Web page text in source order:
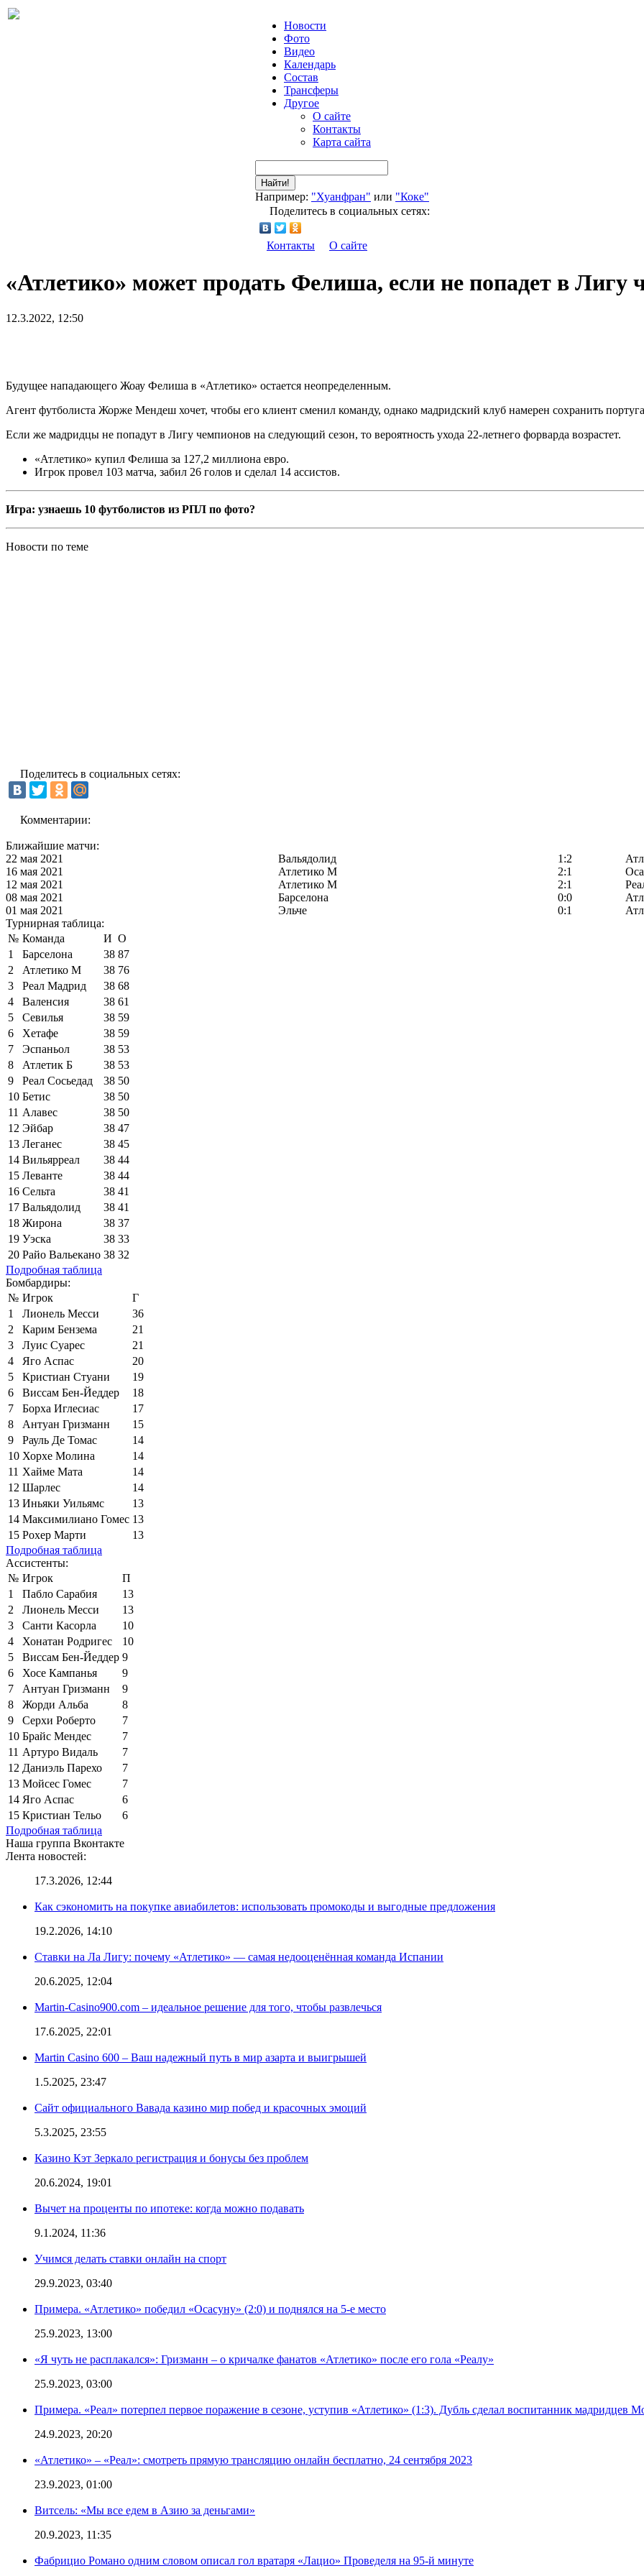
Новости
Фото
Видео
Календарь
Состав
Трансферы
Другое
О сайте
Контакты
Карта сайта
Найти!
Например: "Хуанфран" или "Коке"
Поделитесь в социальных сетях:
Контакты О сайте
«Атлетико» может продать Фелиша, если не попадет в Лигу
12.3.2022, 12:50
Будущее нападающего Жоау Фелиша в «Атлетико» остается неопределенным.
Агент футболиста Жорже Мендеш хочет, чтобы его клиент сменил команду, однако мадридский клуб намерен сохранить
Если же мадридцы не попадут в Лигу чемпионов на следующий сезон, то вероятность ухода 22-летнего форварда возрастет.
«Атлетико» купил Фелиша за 127,2 миллиона евро.
Игрок провел 103 матча, забил 26 голов и сделал 14 ассистов.
Игра: узнаешь 10 футболистов из РПЛ по фото?
Новости по теме
Поделитесь в социальных сетях:
Комментарии:
Ближайшие матчи:
22 мая 2021
Вальядолид 1:2
16 мая 2021
Атлетико М 2:1
12 мая 2021
Атлетико М 2:1
08 мая 2021
Барселона 0:0
01 мая 2021
Эльче 0:1
Турнирная таблица:
№ Команда И О
1
Барселона 38 87
2
Атлетико М 38 76
3
Реал Мадрид 38 68
4
Валенсия 38 61
5
Севилья 38 59
6
Хетафе 38 59
7
Эспаньол 38 53
8
Атлетик Б 38 53
9
Реал Сосьедад 38 50
10 Бетис 38 50
11 Алавес 38 50
12 Эйбар 38 47
13 Леганес 38 45
14 Вильярреал 38 44
15 Леванте 38 44
16 Сельта 38 41
17 Вальядолид 38 41
18 Жирона 38 37
19 Уэска 38 33
20 Райо Вальекано 38 32
Подробная таблица
Бомбардиры:
№ Игрок
Г
1
Лионель Месси
36
2
Карим Бензема
21
3
Луис Суарес
21
4
Яго Аспас
20
5
Кристиан Стуани
19
6
Виссам Бен-Йеддер
18
7
Борха Иглесиас
17
8
Антуан Гризманн
15
9
Рауль Де Томас
14
10 Хорхе Молина
14
11 Хайме Мата
14
12 Шарлес
14
13 Иньяки Уильямс
13
14 Максимилиано Гомес 13
15 Рохер Марти
13
Подробная таблица
Ассистенты:
№ Игрок
П
1
Пабло Сарабия
13
2
Лионель Месси
13
3
Санти Касорла
10
4
Хонатан Родригес
10
5
Виссам Бен-Йеддер 9
6
Хосе Кампанья
9
7
Антуан Гризманн
9
8
Жорди Альба
8
9
Серхи Роберто
7
10 Брайс Мендес
7
11 Артуро Видаль
7
12 Даниэль Парехо
7
13 Мойсес Гомес
7
14 Яго Аспас
6
15 Кристиан Тельо
6
Подробная таблица
Наша группа Вконтакте
Лента новостей:
17.3.2026, 12:44
Как сэкономить на покупке авиабилетов: использовать промокоды и выгодные предложения
19.2.2026, 14:10
Ставки на Ла Лигу: почему «Атлетико» — самая недооценённая команда Испании
20.6.2025, 12:04
Martin-Casino900.com – идеальное решение для того, чтобы развлечься
17.6.2025, 22:01
Martin Casino 600 – Ваш надежный путь в мир азарта и выигрышей
1.5.2025, 23:47
Сайт официального Вавада казино мир побед и красочных эмоций
5.3.2025, 23:55
Казино Кэт Зеркало регистрация и бонусы без проблем
20.6.2024, 19:01
Вычет на проценты по ипотеке: когда можно подавать
9.1.2024, 11:36
Учимся делать ставки онлайн на спорт
29.9.2023, 03:40
Примера. «Атлетико» победил «Осасуну» (2:0) и поднялся на 5-е место
25.9.2023, 13:00
«Я чуть не расплакался»: Гризманн – о кричалке фанатов «Атлетико» после его гола «Реалу»
25.9.2023, 03:00
Примера. «Реал» потерпел первое поражение в сезоне, уступив «Атлетико» (1:3). Дубль сделал воспитанник мадридцев
24.9.2023, 20:20
«Атлетико» – «Реал»: смотреть прямую трансляцию онлайн бесплатно, 24 сентября 2023
23.9.2023, 01:00
Витсель: «Мы все едем в Азию за деньгами»
20.9.2023, 11:35
Фабрицио Романо одним словом описал гол вратаря «Лацио» Проведеля на 95-й минуте